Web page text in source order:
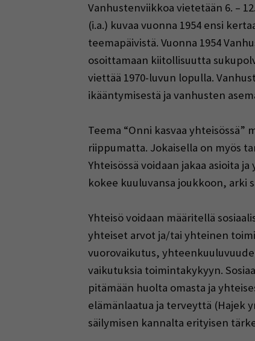
Vanhustenviikkoa vietetään 6. –
(i.a.) kuvaa vuonna 1954 ensi
teemapäivistä. Vuonna 1954
osoittamaan kiitollisuutta
viettää 1970-luvun lopulla.
ikääntymisestä ja vanhusten
Teema “Onni kasvaa
riippumatta. Jokaisella on myös
Yhteisössä voidaan jakaa asioita
kokee kuuluvansa joukkoon, arki
Yhteisö voidaan määritellä
yhteiset arvot ja/tai yhteinen
vuorovaikutus,
vaikutuksia toimintakykyyn.
pitämään huolta omasta ja
elämänlaatua ja terveyttä (Hajek
säilymisen kannalta erityisen